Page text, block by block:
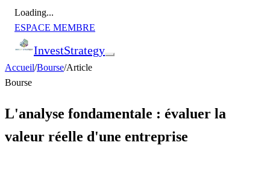
Loading...
ESPACE MEMBRE
InvestStrategy
Accueil/Bourse/Article
Bourse
L'analyse fondamentale : évaluer la
valeur réelle d'une entreprise